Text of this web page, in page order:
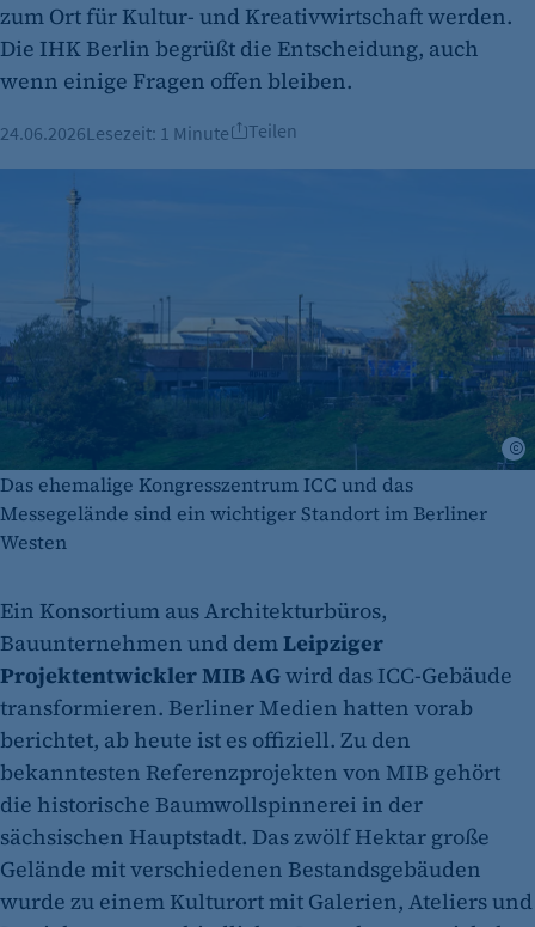
zum Ort für Kultur- und Kreativwirtschaft werden.
Die IHK Berlin begrüßt die Entscheidung, auch
wenn einige Fragen offen bleiben.
24.06.2026Lesezeit: 1 Minute Teilen
Das ehemalige Kongresszentrum ICC und das
Messegelände sind ein wichtiger Standort im Berliner
Westen
Ein Konsortium aus Architekturbüros,
Bauunternehmen und demLeipziger
Projektentwickler MIB AGwird das ICC-Gebäude
transformieren. Berliner Medien hatten vorab
berichtet, ab heute ist es offiziell. Zu den
bekanntesten Referenzprojekten von MIB gehört
die historische Baumwollspinnerei in der
sächsischen Hauptstadt. Das zwölf Hektar große
Gelände mit verschiedenen Bestandsgebäuden
wurde zu einem Kulturort mit Galerien, Ateliers und